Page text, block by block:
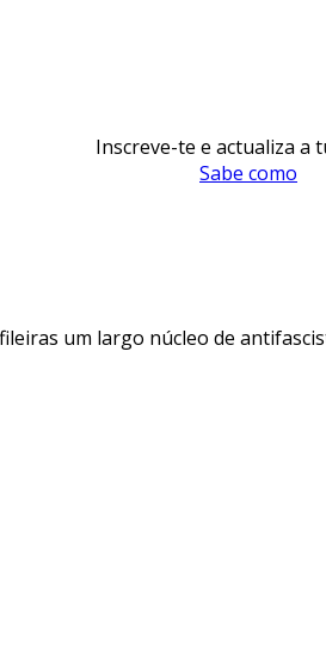
Inscreve-te e actualiza a
Sabe como
um largo núcleo de